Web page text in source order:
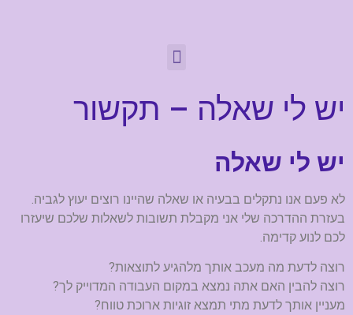
יש לי שאלה – תקשור
יש לי שאלה
לא פעם אנו נתקלים בבעיה או שאלה שהיינו רוצים יעוץ לגביה.
בעזרת ההדרכה שלי אני מקבלת תשובות לשאלות שלכם שיעזרו
לכם לנוע קדימה.
רוצה לדעת מה מעכב אותך מלהגיע לתוצאות?
רוצה להבין האם אתה נמצא במקום העבודה המדוייק לך?
מעניין אותך לדעת מתי תמצא זוגיות ארוכת טווח?